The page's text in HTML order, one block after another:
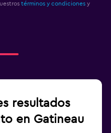
términos y condiciones y
resultados
en Gatineau